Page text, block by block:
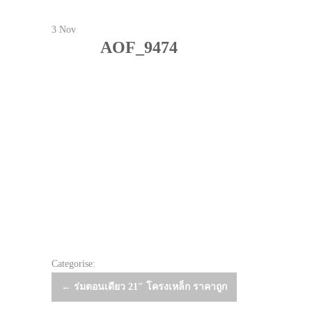
3 Nov
AOF_9474
Categorise:
Post
← ร่มตอนเดียว 21″ โครงเหล็ก ราคาถูก